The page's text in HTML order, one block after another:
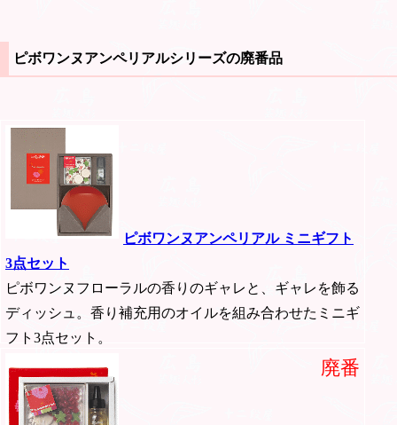
ピボワンヌアンペリアルシリーズの廃番品
ピボワンヌアンペリアル ミニギフト
3点セット
ピボワンヌフローラルの香りのギャレと、ギャレを飾る
ディッシュ。香り補充用のオイルを組み合わせたミニギ
フト3点セット。
廃番